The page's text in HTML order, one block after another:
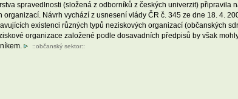
spravedlnosti (složená z odborníků z českých univerzit) připravila
Návrh vychází z usnesení vlády ČR č. 345 ze dne 18. 4.
existenci různých typů neziskových organizací (občanských
organizace založené podle dosavadních předpisů by však
::občanský sektor::